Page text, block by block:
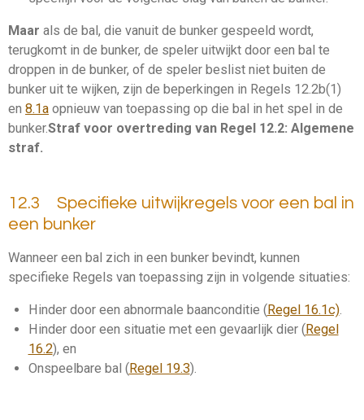
Maar als de bal, die vanuit de bunker gespeeld wordt,
terugkomt in de bunker, de speler uitwijkt door een bal te
droppen in de bunker, of de speler beslist niet buiten de
bunker uit te wijken, zijn de beperkingen in Regels 12.2b(1)
en 8.1a opnieuw van toepassing op die bal in het spel in de
bunker.Straf voor overtreding van Regel 12.2: Algemene
straf.
12.3 Specifieke uitwijkregels voor een bal in
een bunker
Wanneer een bal zich in een bunker bevindt, kunnen
specifieke Regels van toepassing zijn in volgende situaties:
Hinder door een abnormale baanconditie ( Regel 16.1c).
Hinder door een situatie met een gevaarlijk dier( Regel
16.2), en
Onspeelbare bal ( Regel 19.3).